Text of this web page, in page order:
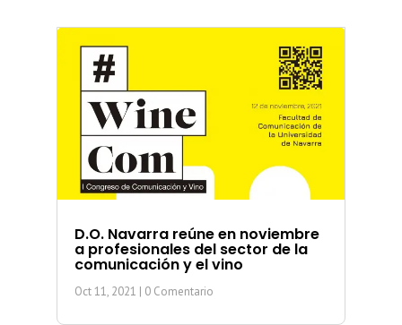
D.O. Navarra reúne en noviembre
a profesionales del sector de la
comunicación y el vino
Oct 11, 2021 | 0 Comentario